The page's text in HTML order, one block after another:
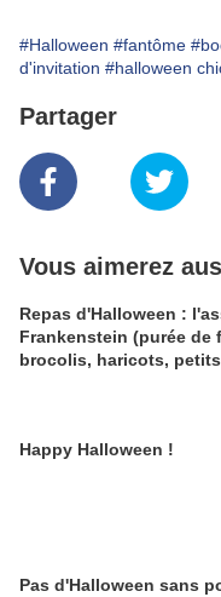
#Halloween #fantôme
d'invitation #halloween
Partager
Vous aimerez
Repas d'Halloween :
Frankenstein (purée de
brocolis, haricots,
Happy Halloween !
Pas d'Halloween sans